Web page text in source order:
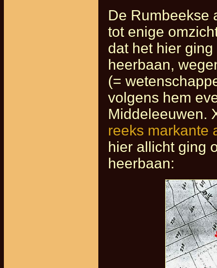
De Rumbeekse
tot enige
dat het hier
heerbaan,
(=
volgens hem
Middeleeuwen.
reeks markante
hier allicht ging
heerbaan: